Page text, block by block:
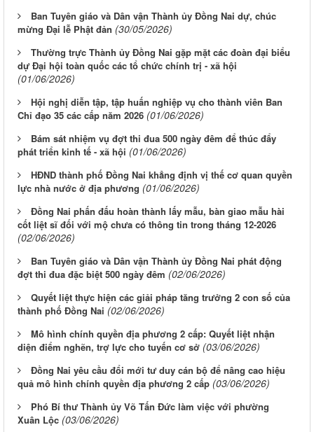
Ban Tuyên giáo và Dân vận Thành ủy Đồng Nai dự, chúc
mừng Đại lễ Phật đản (30/05/2026)
Thường trực Thành ủy Đồng Nai gặp mặt các đoàn đại biểu
dự Đại hội toàn quốc các tổ chức chính trị - xã hội
(01/06/2026)
Hội nghị diễn tập, tập huấn nghiệp vụ cho thành viên Ban
Chỉ đạo 35 các cấp năm 2026 (01/06/2026)
Bám sát nhiệm vụ đợt thi đua 500 ngày đêm để thúc đẩy
phát triển kinh tế - xã hội (01/06/2026)
HĐND thành phố Đồng Nai khẳng định vị thế cơ quan quyền
lực nhà nước ở địa phương (01/06/2026)
Đồng Nai phấn đấu hoàn thành lấy mẫu, bàn giao mẫu hài
cốt liệt sĩ đối với mộ chưa có thông tin trong tháng 12-2026
(02/06/2026)
Ban Tuyên giáo và Dân vận Thành ủy Đồng Nai phát động
đợt thi đua đặc biệt 500 ngày đêm (02/06/2026)
Quyết liệt thực hiện các giải pháp tăng trưởng 2 con số của
thành phố Đồng Nai (02/06/2026)
Mô hình chính quyền địa phương 2 cấp: Quyết liệt nhận
diện điểm nghẽn, trợ lực cho tuyến cơ sở (03/06/2026)
Đồng Nai yêu cầu đổi mới tư duy cán bộ để nâng cao hiệu
quả mô hình chính quyền địa phương 2 cấp (03/06/2026)
Phó Bí thư Thành ủy Võ Tấn Đức làm việc với phường
Xuân Lộc (03/06/2026)